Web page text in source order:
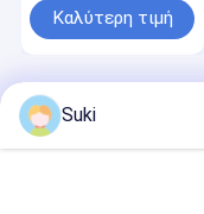
χαρτιού
Καλύτερη τιμή
Suki